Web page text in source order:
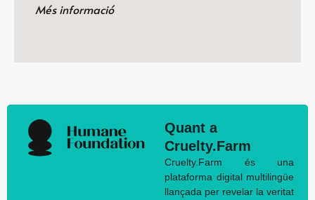
Més informació
Quant a
Cruelty.Farm
Cruelty.Farm és una
plataforma digital multilingüe
llançada per revelar la veritat